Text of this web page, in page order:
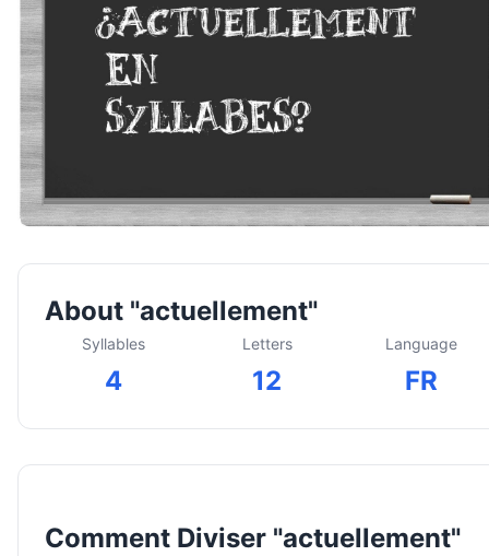
About "actuellement"
Syllables
4
Letters
12
Language
FR
Comment Diviser "actuellement"